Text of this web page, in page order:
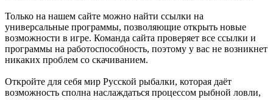
Только на нашем сайте можно найти ссылки на
универсальные программы, позволяющие открыть новые
возможности в игре. Команда сайта проверяет все ссылки и
программы на работоспособность, поэтому у вас не возникнет
никаких проблем со скачиванием.
Откройте для себя мир Русской рыбалки, которая даёт
возможность сполна наслаждаться процессом рыбной ловли,